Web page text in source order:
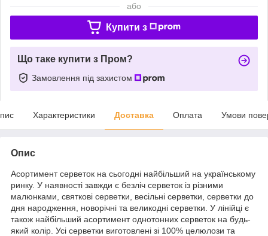
або
Купити з
Що таке купити з Пром?
Замовлення під захистом
Характеристики Доставка Оплата Умови
Опис
Асортимент серветок на сьогодні найбільший на українському
ринку. У наявності завжди є безліч серветок із різними
малюнками, святкові серветки, весільні серветки, серветки до
дня народження, новорічні та великодні серветки. У лінійці є
також найбільший асортимент однотонних серветок на будь-
який колір. Усі серветки виготовлені зі 100% целюлози та